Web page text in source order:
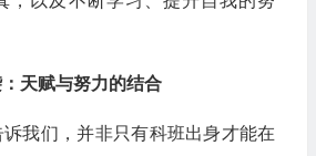
天赋与努力的结合
我们，并非只有科班出身才能在